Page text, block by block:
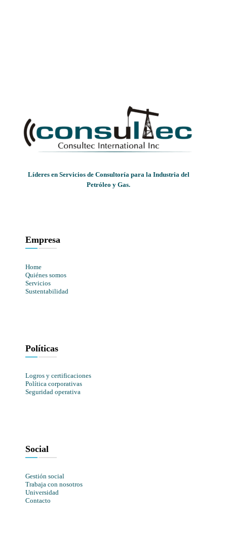
Líderes en Servicios de Consultoría para la Industria del
Petróleo y Gas.
Empresa
Home
Quiénes somos
Servicios
Sustentabilidad
Políticas
Logros y certificaciones
Política corporativas
Seguridad operativa
Social
Gestión social
Trabaja con nosotros
Universidad
Contacto